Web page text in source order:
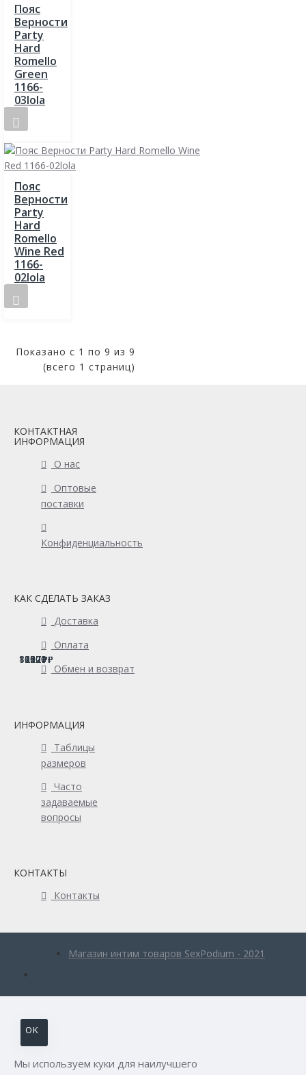
11870
10200
10520
8820
10120
10120
1200
Пояс
Верности
Party
Hard
Romello
Green
1166-
03lola
1200
Пояс
Верности
Party
Hard
Romello
Wine Red
1166-
02lola
1200
Показано с 1 по 9 из 9
(всего 1 страниц)
КОНТАКТНАЯ
ИНФОРМАЦИЯ
О нас
Оптовые
поставки
Конфиденциальность
КАК СДЕЛАТЬ ЗАКАЗ
Доставка
Оплата
Обмен и возврат
ИНФОРМАЦИЯ
Таблицы
размеров
Часто
задаваемые
вопросы
КОНТАКТЫ
Контакты
Магазин интим товаров SexPodium - 2021
OK
Мы используем куки для наилучшего